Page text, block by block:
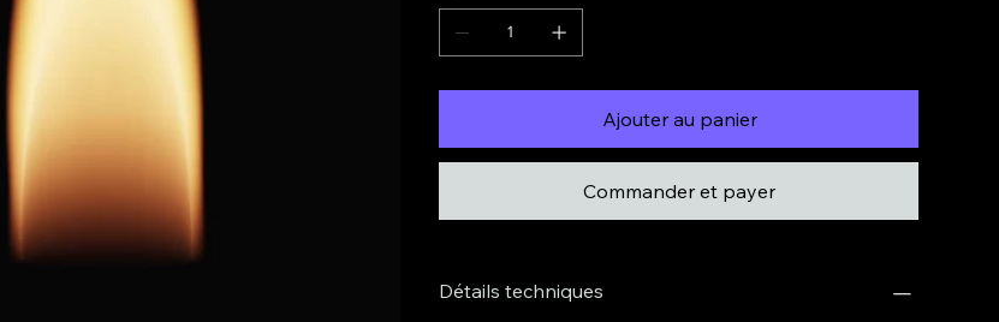
Ajouter au panier
Commander et payer
Détails techniques